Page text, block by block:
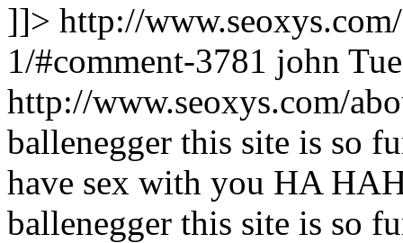
]]> http://
1/#comment-3781 john
http://www.seoxys.com/
ballenegger this site is so
have sex with you HA
ballenegger this site is so